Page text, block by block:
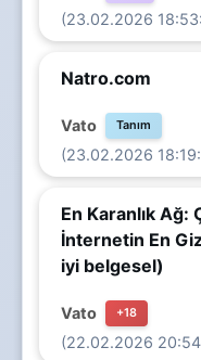
(23.02.2026
Natro.com
Vato Tanım
(23.02.2026
En Karanlık Ağ:
İnternetin En
iyi belgesel)
Vato +18
(22.02.2026